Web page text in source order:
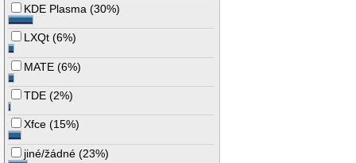
KDE Plasma (30%)
LXQt (6%)
MATE (6%)
TDE (2%)
Xfce (15%)
jiné/žádné (23%)